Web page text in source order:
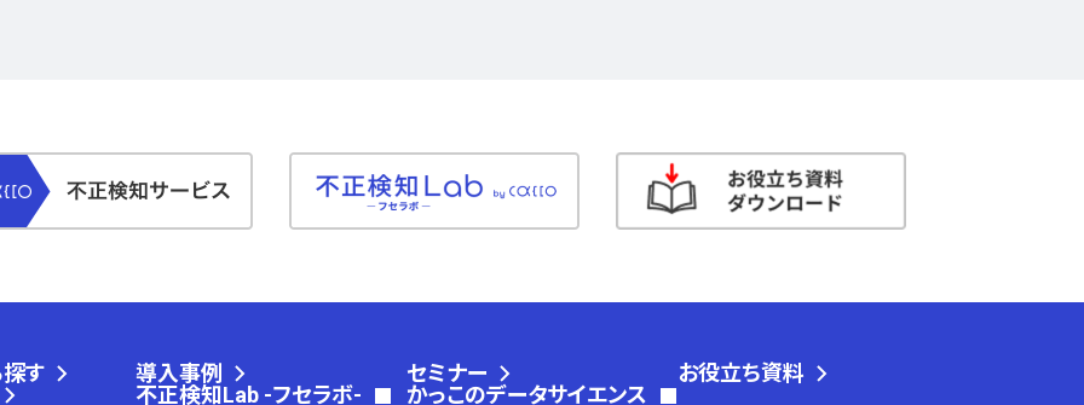
す 導入事例 セミナー
お役立ち資料
不正検知Lab -フセラボ-
かっこのデータサイエンス